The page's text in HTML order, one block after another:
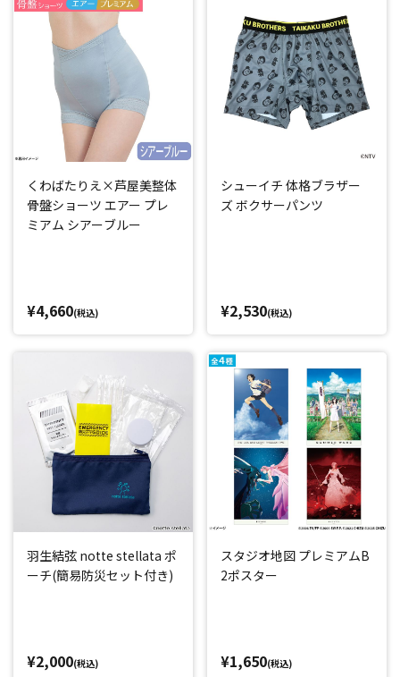
くわばたりえ×芦屋美整体
骨盤ショーツ エアー プレ
ミアム シアーブルー
¥4,660(税込)
シューイチ 体格ブラザー
ズ ボクサーパンツ
¥2,530(税込)
羽生結弦 notte stellata ポ
ーチ(簡易防災セット付き)
¥2,000(税込)
スタジオ地図 プレミアムB
2ポスター
¥1,650(税込)